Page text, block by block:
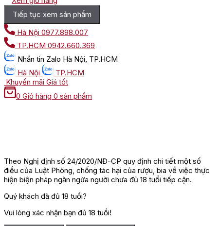
Tiếp tục xem sản phẩm
Hà Nội 0977.898.007
TP.HCM 0942.660.369
Nhắn tin Zalo Hà Nội, TP.HCM
Hà Nội
TP.HCM
Khuyến mãi Giá tốt
0 Giỏ hàng 0 sản phẩm
Theo Nghị định số 24/2020/NĐ-CP quy định chi tiết một số
điều của Luật Phòng, chống tác hại của rượu, bia về việc thực
hiện biện pháp ngăn ngừa người chưa đủ 18 tuổi tiếp cận.
Quý khách đã đủ 18 tuổi?
Vui lòng xác nhận bạn đủ 18 tuổi!